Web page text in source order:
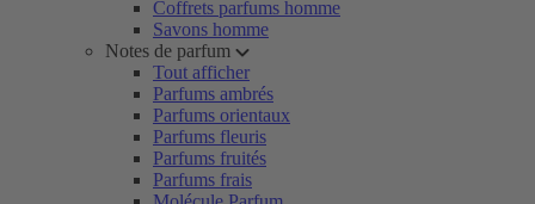
Coffrets parfums homme
Savons homme
Notes de parfum
Tout afficher
Parfums ambrés
Parfums orientaux
Parfums fleuris
Parfums fruités
Parfums frais